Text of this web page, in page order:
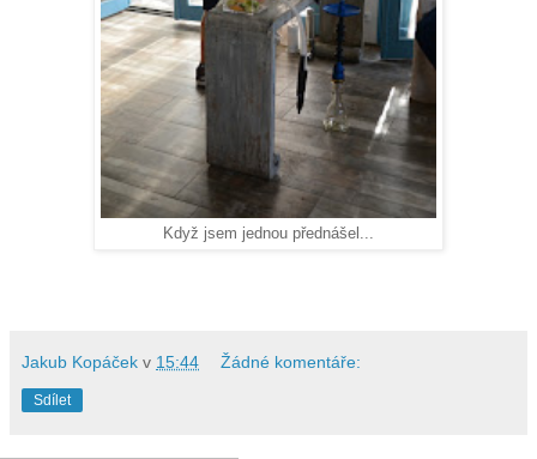
Když jsem jednou přednášel...
Jakub Kopáček v 15:44 Žádné komentáře:
Sdílet